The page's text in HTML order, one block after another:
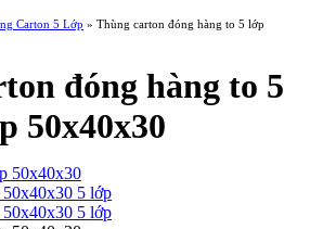
Carton 5 Lớp » Thùng carton đóng hàng to 5 lớp
đóng hàng to 5
50x40x30